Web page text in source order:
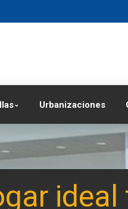
⌄ Urbanizaciones
ideal